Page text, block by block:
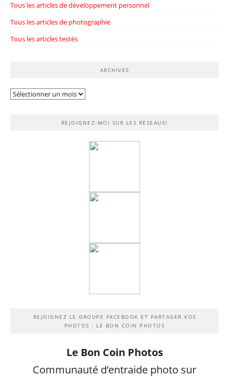
Tous les articles de développement personnel
Tous les articles de photographie
Tous les articles testés
ARCHIVES
Archives
REJOIGNEZ-MOI SUR LES RÉSEAUX!
REJOIGNEZ LE GROUPE FACEBOOK ET PARTAGER VOS
PHOTOS : LE BON COIN PHOTOS
Le Bon Coin Photos
Communauté d’entraide photo sur